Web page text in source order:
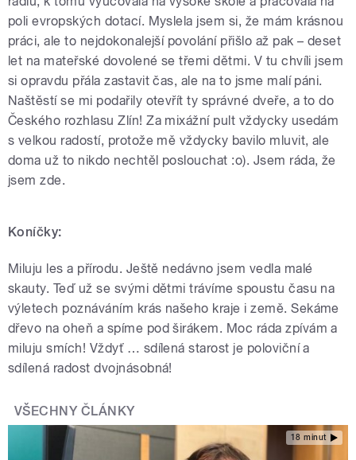
poli evropských dotací. Myslela jsem si, že mám krásnou
práci, ale to nejdokonalejší povolání přišlo až pak – deset
let na mateřské dovolené se třemi dětmi. V tu chvíli jsem
si opravdu přála zastavit čas, ale na to jsme malí páni.
Naštěstí se mi podařily otevřít ty správné dveře, a to do
Českého rozhlasu Zlín! Za mixážní pult vždycky usedám
s velkou radostí, protože mě vždycky bavilo mluvit, ale
doma už to nikdo nechtěl poslouchat :o). Jsem ráda, že
jsem zde.
Koníčky:
Miluju les a přírodu. Ještě nedávno jsem vedla malé
skauty. Teď už se svými dětmi trávíme spoustu času na
výletech poznáváním krás našeho kraje i země. Sekáme
dřevo na oheň a spíme pod širákem. Moc ráda zpívám a
miluju smích! Vždyť … sdílená starost je poloviční a
sdílená radost dvojnásobná!
VŠECHNY ČLÁNKY
18 minut